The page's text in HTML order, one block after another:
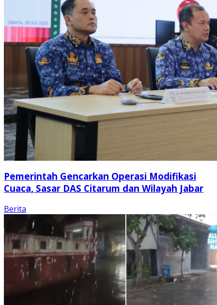
Pemerintah Gencarkan Operasi Modifikasi
Cuaca, Sasar DAS Citarum dan Wilayah Jabar
Berita